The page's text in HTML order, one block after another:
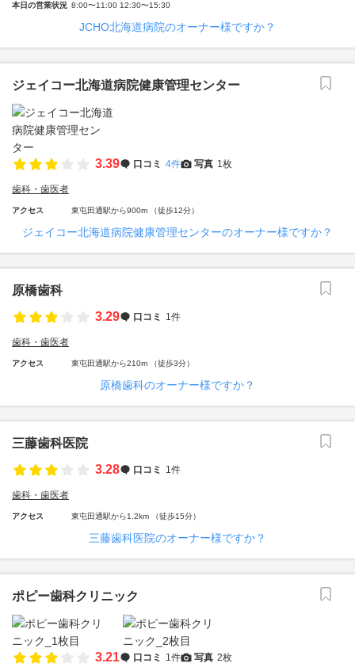
本日の営業状況 8:00〜11:00 12:30〜15:30
JCHO北海道病院のオーナー様ですか？
ジェイコー北海道病院健康管理センター
3.39 口コミ 4件 写真 1枚
歯科・歯医者
アクセス 東屯田通駅から900m （徒歩12分）
ジェイコー北海道病院健康管理センターのオーナー様ですか？
原橋歯科
3.29
口コミ 1件
歯科・歯医者
アクセス 東屯田通駅から210m （徒歩3分）
原橋歯科のオーナー様ですか？
三藤歯科医院
3.28
口コミ 1件
歯科・歯医者
アクセス 東屯田通駅から1.2km （徒歩15分）
三藤歯科医院のオーナー様ですか？
ポピー歯科クリニック
3.21 口コミ 1件 写真 2枚